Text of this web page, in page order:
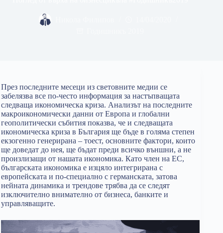
През последните месеци из световните медии се
забелязва все по-често информация за настъпващата
следваща икономическа криза. Анализът на последните
макроикономически данни от Европа и глобални
геополитически събития показва, че и следващата
икономическа криза в България ще бъде в голяма степен
екзогенно генерирана – тоест, основните фактори, които
ще доведат до нея, ще бъдат преди всичко външни, а не
произлизащи от нашата икономика. Като член на ЕС,
българската икономика е изцяло интегрирана с
европейската и по-специално с германската, затова
нейната динамика и трендове трябва да се следят
изключително внимателно от бизнеса, банките и
управляващите.